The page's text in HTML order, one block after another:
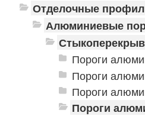
Отделочные
Алюминиевые
Пороги
Пороги
Пороги
Пороги